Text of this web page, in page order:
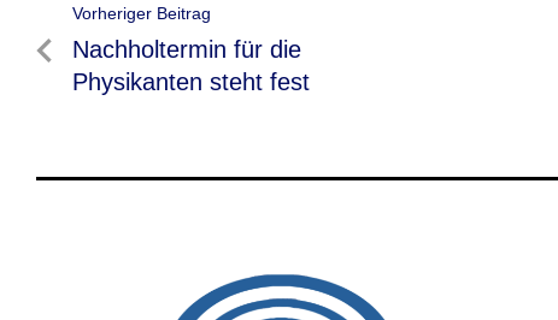
Beitragsnavigation
Vorheriger Beitrag
Vorheriger
Beitrag
Nachholtermin für die
Physikanten steht fest